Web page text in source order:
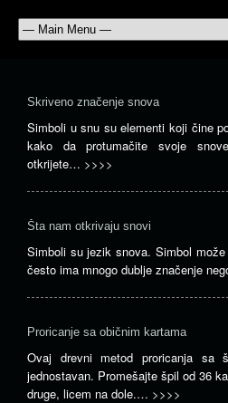
Skriveno značenje snova
Simboli u snu su elementi koji čine
kako da protumačite svoje
otkrijete… >>>>
Šta nam otkrivaju snovi
Simboli su jezik snova. Simbol
često ima mnogo dublje značenje
Proricanje sa običnim kartama
Ovaj drevni metod proricanja sa
jednostavan. Promešajte špil od 36
druge, licem na dole.… >>>>